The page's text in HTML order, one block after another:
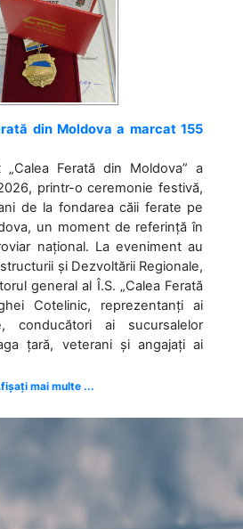
din Moldova a marcat 155
Ferată din Moldova” a
printr-o ceremonie festivă,
de la fondarea căii ferate pe
un moment de referință în
național. La eveniment au
și Dezvoltării Regionale,
general al Î.S. „Calea Ferată
Cotelinic, reprezentanți ai
conducători ai sucursalelor
țară, veterani și angajați ai
mai multe ...